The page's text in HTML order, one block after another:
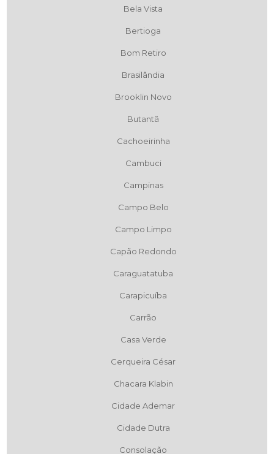
Bela Vista
Bertioga
Bom Retiro
Brasilândia
Brooklin Novo
Butantã
Cachoeirinha
Cambuci
Campinas
Campo Belo
Campo Limpo
Capão Redondo
Caraguatatuba
Carapicuíba
Carrão
Casa Verde
Cerqueira César
Chacara Klabin
Cidade Ademar
Cidade Dutra
Consolação